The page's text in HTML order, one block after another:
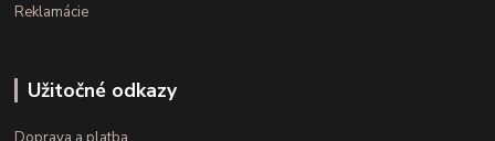
Reklamácie
Užitočné odkazy